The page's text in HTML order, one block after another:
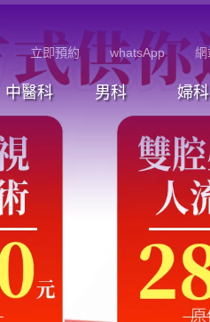
立即預約 whatsApp 網
中醫科 男科 婦科